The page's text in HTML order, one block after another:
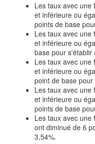
Les taux avec une
et inférieure ou
points de base
Les taux avec une
et inférieure ou
base pour s'établir
Les taux avec une
et inférieure ou
point de base
Les taux avec une
et inférieure ou
points de base
Les taux avec une
ont diminué de 6
3,54%.